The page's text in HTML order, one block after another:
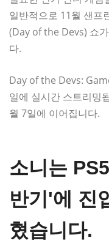
일반적으로 11월 샌프
(Day of the Devs) 쇼
다.
Day of the Devs:
일에 실시간 스트리밍
월 7일에 이어집니다.
소니는
반기'에 진
혔습니다.